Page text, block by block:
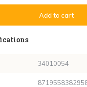
Add to cart
34010054